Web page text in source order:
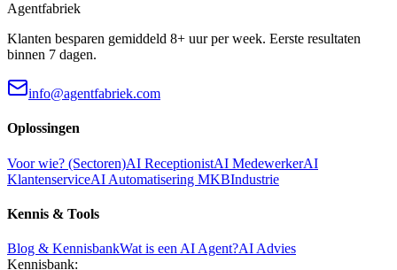
Agentfabriek
Klanten besparen gemiddeld 8+ uur per week. Eerste resultaten
binnen 7 dagen.
info@agentfabriek.com
Oplossingen
Voor wie? (Sectoren)AI ReceptionistAI MedewerkerAI
KlantenserviceAI Automatisering MKBIndustrie
Kennis & Tools
Blog & KennisbankWat is een AI Agent?AI Advies
Kennisbank: